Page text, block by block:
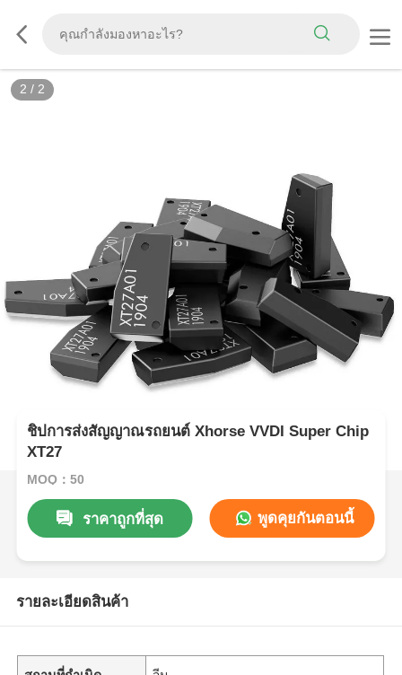
2 / 2
ชิปการส่งสัญญาณรถยนต์ Xhorse VVDI Super Chip
XT27
MOQ：50
ราคาถูกที่สุด พูดคุยกันตอนนี้
รายละเอียดสินค้า